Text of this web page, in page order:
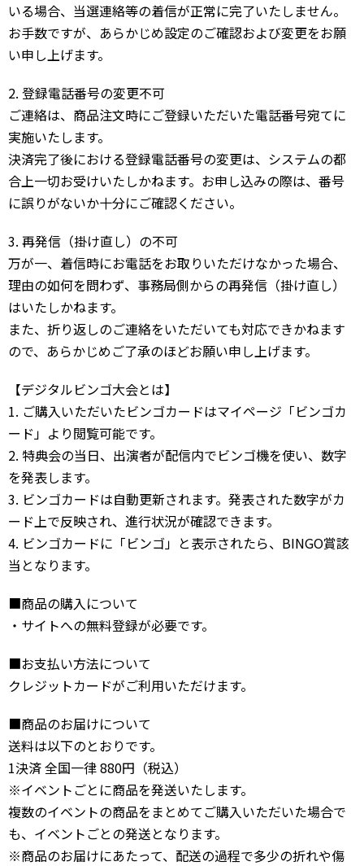
いる場合、当選連絡等の着信が正常に完了いたしません。
お手数ですが、あらかじめ設定のご確認および変更をお願
い申し上げます。
2. 登録電話番号の変更不可
ご連絡は、商品注文時にご登録いただいた電話番号宛てに
実施いたします。
決済完了後における登録電話番号の変更は、システムの都
合上一切お受けいたしかねます。お申し込みの際は、番号
に誤りがないか十分にご確認ください。
3. 再発信（掛け直し）の不可
万が一、着信時にお電話をお取りいただけなかった場合、
理由の如何を問わず、事務局側からの再発信（掛け直し）
はいたしかねます。
また、折り返しのご連絡をいただいても対応できかねます
ので、あらかじめご了承のほどお願い申し上げます。
【デジタルビンゴ大会とは】
1. ご購入いただいたビンゴカードはマイページ「ビンゴカ
ード」より閲覧可能です。
2. 特典会の当日、出演者が配信内でビンゴ機を使い、数字
を発表します。
3. ビンゴカードは自動更新されます。発表された数字がカ
ード上で反映され、進行状況が確認できます。
4. ビンゴカードに「ビンゴ」と表示されたら、BINGO賞該
当となります。
■商品の購入について
・サイトへの無料登録が必要です。
■お支払い方法について
クレジットカードがご利用いただけます。
■商品のお届けについて
送料は以下のとおりです。
1決済 全国一律 880円（税込）
※イベントごとに商品を発送いたします。
複数のイベントの商品をまとめてご購入いただいた場合で
も、イベントごとの発送となります。
※商品のお届けにあたって、配送の過程で多少の折れや傷